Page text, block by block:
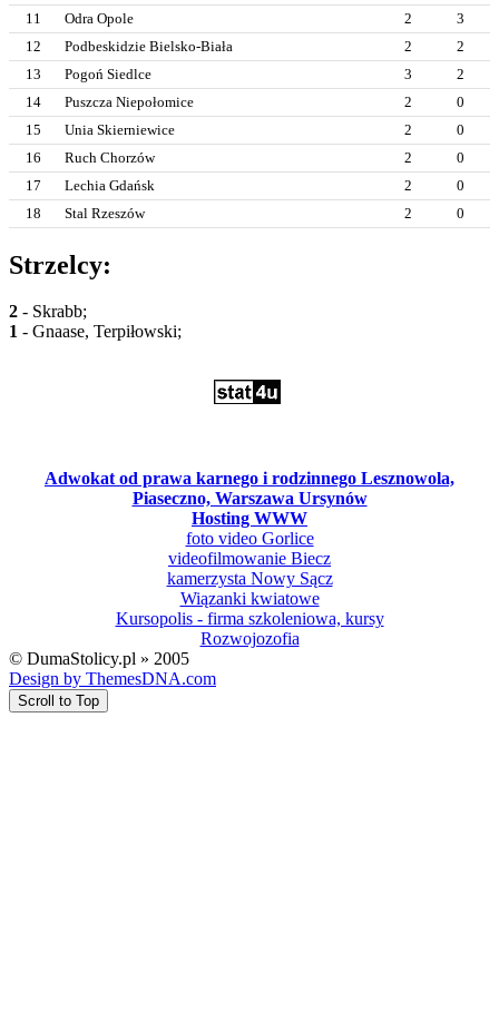
11
Odra Opole 2
3
12
Podbeskidzie Bielsko-Biała 2
2
13
Pogoń Siedlce 3
2
14
Puszcza Niepołomice 2
0
15
Unia Skierniewice 2
0
16
Ruch Chorzów 2
0
17
Lechia Gdańsk 2
0
18
Stal Rzeszów 2 0
Strzelcy:
2 - Skrabb;
1 - Gnaase, Terpiłowski;
Adwokat od prawa karnego i rodzinnego Lesznowola,
Piaseczno, Warszawa Ursynów
Hosting WWW
foto video Gorlice
videofilmowanie Biecz
kamerzysta Nowy Sącz
Wiązanki kwiatowe
Kursopolis - firma szkoleniowa, kursy
Rozwojozofia
© DumaStolicy.pl » 2005
Design by ThemesDNA.com
Scroll to Top